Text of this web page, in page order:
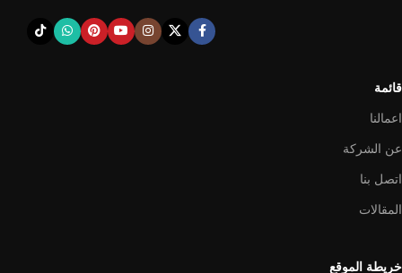
قائمة
اعمالنا
عن الشركة
اتصل بنا
المقالات
خريطة الموقع